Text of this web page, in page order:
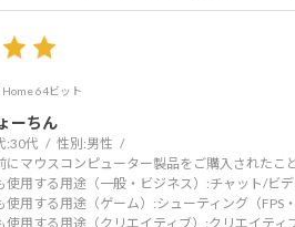
64ビット
ーちん
:30代 性別:男性
にマウスコンピューター製品をご購入されたこ
使用する用途（一般・ビジネス）:チャット/ビ
使用する用途（ゲーム）:シューティング（FPS・
使用する用途（クリエイティブ）:クリエイティ